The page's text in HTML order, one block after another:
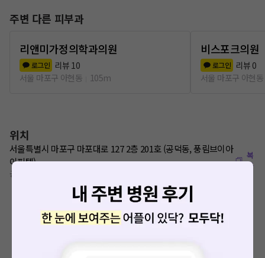
주변 다른 피부과
리앤미가정의학과의원
로그인 리뷰 10
서울 마포구 아현동
105m
비스포크의원
로그인 리뷰 0
서울 마포구 아현동
위치
서울특별시 마포구 마포대로 127 2층 201호 (공덕동, 풍림브이아
이피텔)
공덕역 200m
복
사